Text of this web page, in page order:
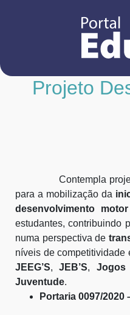
Projeto
Contempla projetos
para a mobilização da
desenvolvimento
estudantes, contribuindo
numa perspectiva de
níveis de competitividade
JEEG’S,JEB’S,
Juventude.
Portaria 0097/2020